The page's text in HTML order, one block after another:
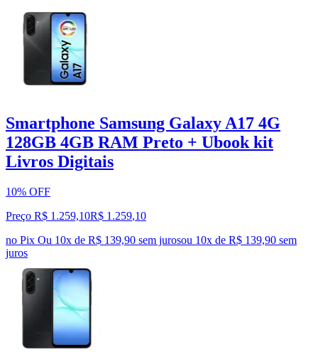
Smartphone Samsung Galaxy A17 4G
128GB 4GB RAM Preto + Ubook kit
Livros Digitais
10% OFF
Preço R$ 1.259,10R$ 1.259,10
no Pix Ou 10x de R$ 139,90 sem jurosou 10x de R$ 139,90 sem
juros